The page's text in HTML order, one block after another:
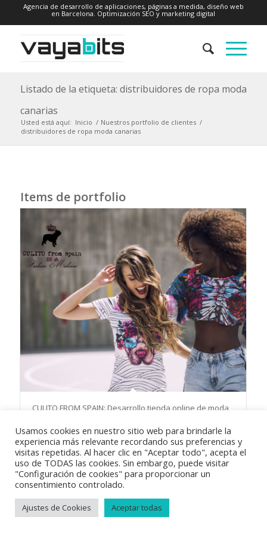
Agencia de desarrollo de aplicaciones, páginas a medida, diseño web
en Barcelona. Optimización SEO y marketing digital
Listado de la etiqueta: distribuidores de ropa moda
canarias
Usted está aquí: Inicio / Nuestros portfolio de clientes /
distribuidores de ropa moda canarias
Items de portfolio
CULITO FROM SPAIN: Desarrollo tienda online de moda
Política de privacidad| Política de cookies
Usamos cookies en nuestro sitio web para brindarle la
experiencia más relevante recordando sus preferencias y
visitas repetidas. Al hacer clic en "Aceptar todo", acepta el
uso de TODAS las cookies. Sin embargo, puede visitar
"Configuración de cookies" para proporcionar un
consentimiento controlado.
Ajustes de Cookies Aceptar todas